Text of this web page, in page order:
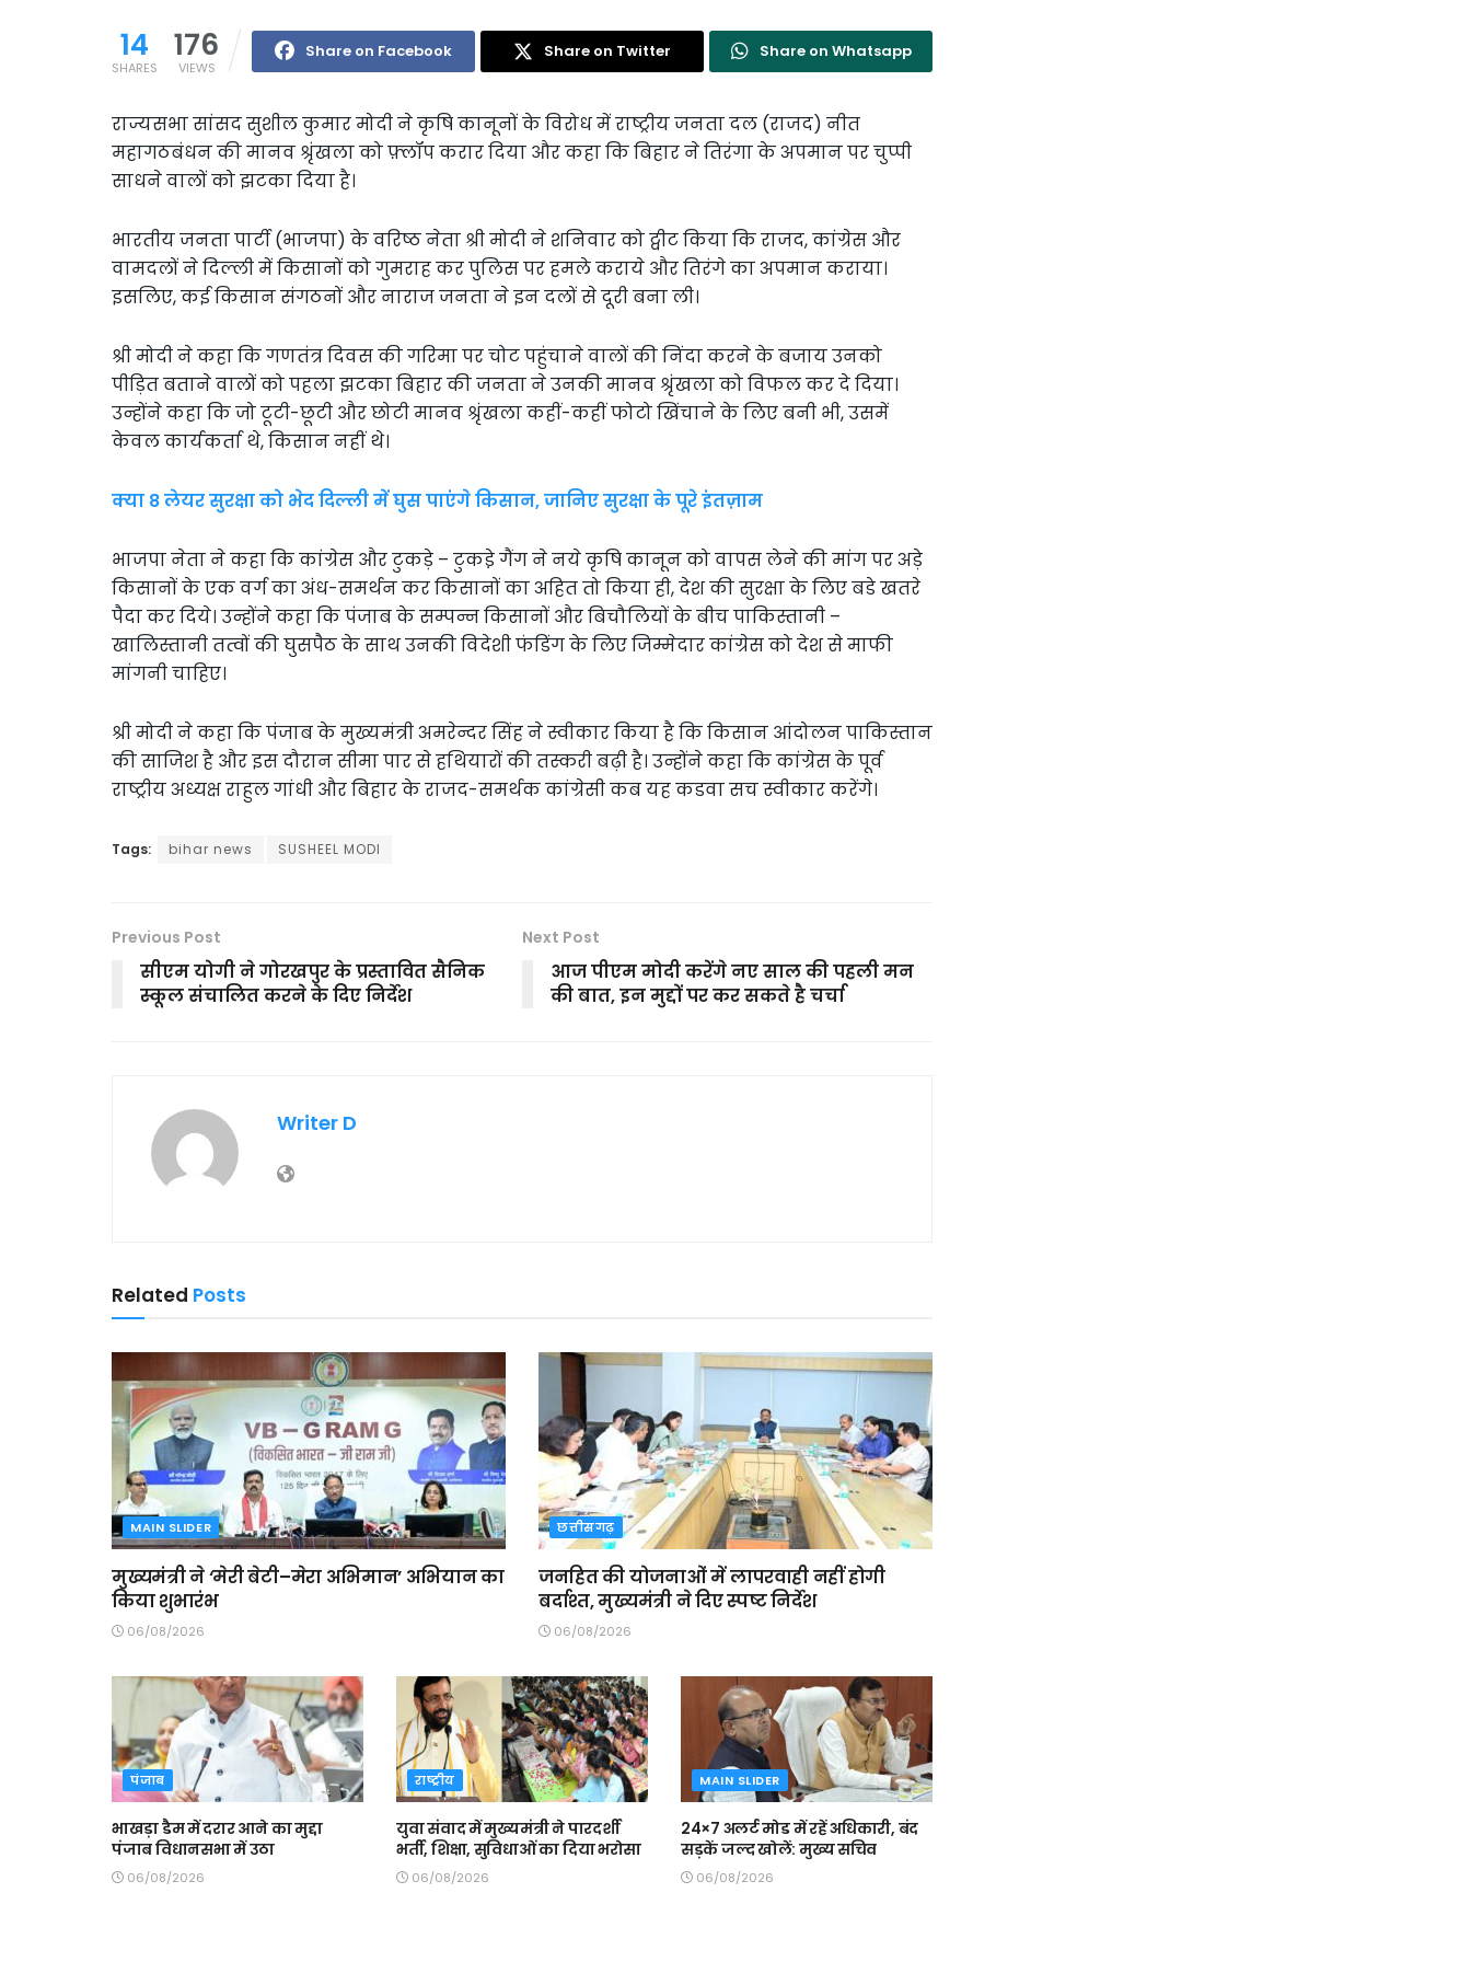
14
SHARES
176
VIEWS
Share on Facebook Share on Twitter Share on Whatsapp
राज्यसभा सांसद सुशील कुमार मोदी ने कृषि कानूनों के विरोध में राष्ट्रीय जनता दल (राजद) नीत
महागठबंधन की मानव श्रृंखला को फ़्लॉप करार दिया और कहा कि बिहार ने तिरंगा के अपमान पर चुप्पी
साधने वालों को झटका दिया है।
भारतीय जनता पार्टी (भाजपा) के वरिष्ठ नेता श्री मोदी ने शनिवार को ट्वीट किया कि राजद, कांग्रेस और
वामदलों ने दिल्ली में किसानों को गुमराह कर पुलिस पर हमले कराये और तिरंगे का अपमान कराया।
इसलिए, कई किसान संगठनों और नाराज जनता ने इन दलों से दूरी बना ली।
श्री मोदी ने कहा कि गणतंत्र दिवस की गरिमा पर चोट पहुंचाने वालों की निंदा करने के बजाय उनको
पीड़ित बताने वालों को पहला झटका बिहार की जनता ने उनकी मानव श्रृंखला को विफल कर दे दिया।
उन्होंने कहा कि जो टूटी-छूटी और छोटी मानव श्रृंखला कहीं-कहीं फोटो खिंचाने के लिए बनी भी, उसमें
केवल कार्यकर्ता थे, किसान नहीं थे।
क्या 8 लेयर सुरक्षा को भेद दिल्ली में घुस पाएंगे किसान, जानिए सुरक्षा के पूरे इंतज़ाम
भाजपा नेता ने कहा कि कांग्रेस और टुकड़े – टुकडे़ गैंग ने नये कृषि कानून को वापस लेने की मांग पर अड़े
किसानों के एक वर्ग का अंध-समर्थन कर किसानों का अहित तो किया ही, देश की सुरक्षा के लिए बडे खतरे
पैदा कर दिये। उन्होंने कहा कि पंजाब के सम्पन्न किसानों और बिचौलियों के बीच पाकिस्तानी –
खालिस्तानी तत्वों की घुसपैठ के साथ उनकी विदेशी फंडिंग के लिए जिम्मेदार कांग्रेस को देश से माफी
मांगनी चाहिए।
श्री मोदी ने कहा कि पंजाब के मुख्यमंत्री अमरेन्दर सिंह ने स्वीकार किया है कि किसान आंदोलन पाकिस्तान
की साजिश है और इस दौरान सीमा पार से हथियारों की तस्करी बढ़ी है। उन्होंने कहा कि कांग्रेस के पूर्व
राष्ट्रीय अध्यक्ष राहुल गांधी और बिहार के राजद-समर्थक कांग्रेसी कब यह कडवा सच स्वीकार करेंगे।
Tags: bihar news SUSHEEL MODI
Previous Post
सीएम योगी ने गोरखपुर के प्रस्तावित सैनिक
स्कूल संचालित करने के दिए निर्देश
Next Post
आज पीएम मोदी करेंगे नए साल की पहली मन
की बात, इन मुद्दों पर कर सकते है चर्चा
Writer D
Related Posts
MAIN SLIDER
मुख्यमंत्री ने ‘मेरी बेटी–मेरा अभिमान’ अभियान का
किया शुभारंभ
06/08/2026
छत्तीसगढ़
जनहित की योजनाओं में लापरवाही नहीं होगी
बर्दाश्त, मुख्यमंत्री ने दिए स्पष्ट निर्देश
06/08/2026
पंजाब
भाखड़ा डैम में दरार आने का मुद्दा
पंजाब विधानसभा में उठा
06/08/2026
राष्ट्रीय
युवा संवाद में मुख्यमंत्री ने पारदर्शी
भर्ती, शिक्षा, सुविधाओं का दिया भरोसा
06/08/2026
MAIN SLIDER
24×7 अलर्ट मोड में रहें अधिकारी, बंद
सड़कें जल्द खोलें: मुख्य सचिव
06/08/2026